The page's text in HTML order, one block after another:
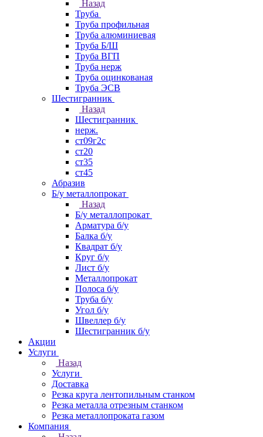
Назад
Труба
Труба профильная
Труба алюминиевая
Труба Б/Ш
Труба ВГП
Труба нерж
Труба оцинкованая
Труба ЭСВ
Шестигранник
Назад
Шестигранник
нерж.
ст09г2с
ст20
ст35
ст45
Абразив
Б/у металлопрокат
Назад
Б/у металлопрокат
Арматура б/у
Балка б/у
Квадрат б/у
Круг б/у
Лист б/у
Металлопрокат
Полоса б/у
Труба б/у
Угол б/у
Швеллер б/у
Шестигранник б/у
Акции
Услуги
Назад
Услуги
Доставка
Резка круга лентопильным станком
Резка металла отрезным станком
Резка металлопроката газом
Компания